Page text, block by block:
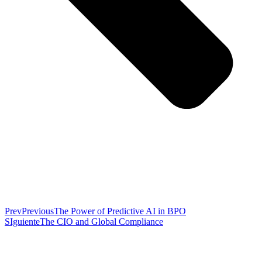
PrevPreviousThe Power of Predictive AI in BPO
SIguienteThe CIO and Global Compliance